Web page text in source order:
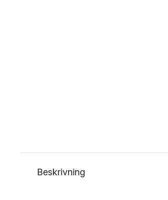
Beskrivning